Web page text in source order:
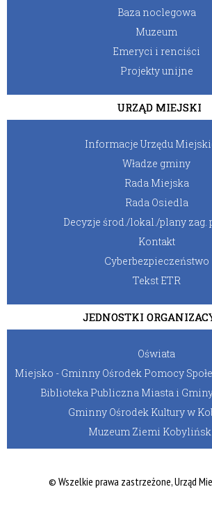
Baza noclegowa
Muzeum
Emeryci i renciści
Projekty unijne
URZĄD MIEJSKI
Informacje Urzędu
Władze gminy
Rada Miejska
Rada Osiedla
Decyzje środ./lokal./plany zag.
Kontakt
Cyberbezpieczeństwo
Tekst ETR
JEDNOSTKI
Oświata
Miejsko - Gminny Ośrodek Pomocy
Biblioteka Publiczna Miasta i
Gminny Ośrodek Kultury w
Muzeum Ziemi
© Wszelkie prawa zastrzeżone, Urząd